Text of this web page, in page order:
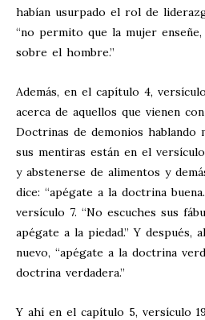
habían usurpado el rol de
“no permito que la mujer
sobre el hombre.”
Además, en el capítulo 4,
acerca de aquellos que vienen
Doctrinas de demonios hablando
sus mentiras están en el
y abstenerse de alimentos y
dice: “apégate a la doctrina
versículo 7. “No escuches sus
apégate a la piedad.” Y después,
nuevo, “apégate a la doctrina
doctrina verdadera.”
Y ahí en el capítulo 5, versículo